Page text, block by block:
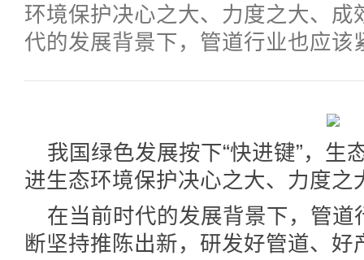
环境保护决心之大、力度之大、
代的发展背景下，管道行业也应该
我国绿色发展按下“快进键”，生
进生态环境保护决心之大、力度之
在当前时代的发展背景下，管
断坚持推陈出新，研发好管道、